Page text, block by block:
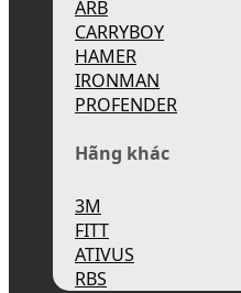
ARB
CARRYBOY
HAMER
IRONMAN
PROFENDER
Hãng khác
3M
FITT
ATIVUS
RBS